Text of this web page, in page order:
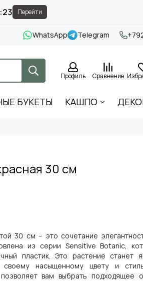
Перейти
WhatsApp Telegram
Профиль Сравнение
БУКЕТЫ КАШПО
30 см
30 см – это сочетание
из серии Sensitive Botanic,
пластик. Это растение станет
насыщенному цвету и
вам выбрать подходящее